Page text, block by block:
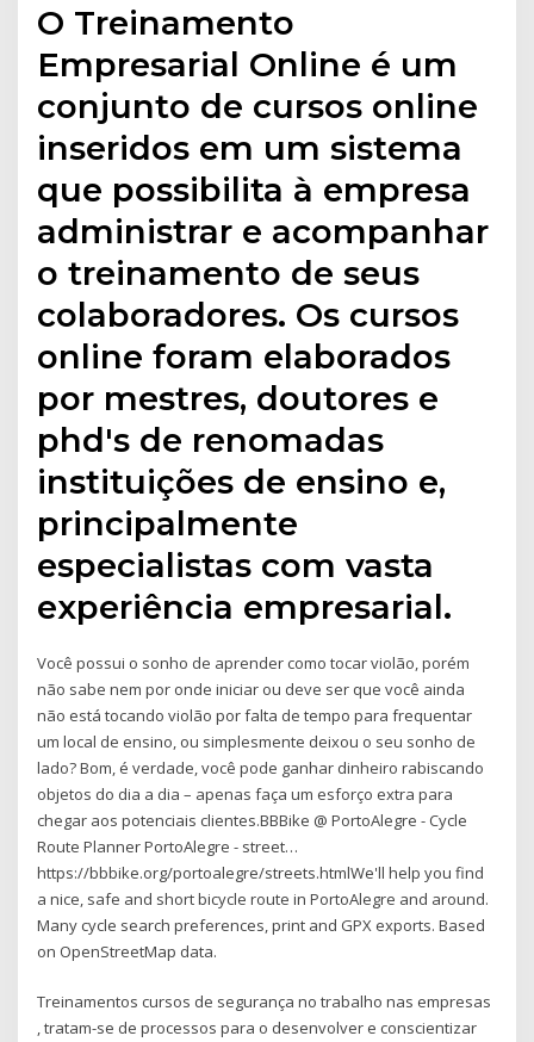
O Treinamento
Empresarial Online é um
conjunto de cursos online
inseridos em um sistema
que possibilita à empresa
administrar e acompanhar
o treinamento de seus
colaboradores. Os cursos
online foram elaborados
por mestres, doutores e
phd's de renomadas
instituições de ensino e,
principalmente
especialistas com vasta
experiência empresarial.
Você possui o sonho de aprender como tocar violão, porém
não sabe nem por onde iniciar ou deve ser que você ainda
não está tocando violão por falta de tempo para frequentar
um local de ensino, ou simplesmente deixou o seu sonho de
lado? Bom, é verdade, você pode ganhar dinheiro rabiscando
objetos do dia a dia – apenas faça um esforço extra para
chegar aos potenciais clientes.BBBike @ PortoAlegre - Cycle
Route Planner PortoAlegre - street…
https://bbbike.org/portoalegre/streets.htmlWe'll help you find
a nice, safe and short bicycle route in PortoAlegre and around.
Many cycle search preferences, print and GPX exports. Based
on OpenStreetMap data.
Treinamentos cursos de segurança no trabalho nas empresas
, tratam-se de processos para o desenvolver e conscientizar